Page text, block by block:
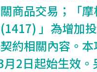
商品交易；「
」為增加
約相關內容。
月2日起始生效。